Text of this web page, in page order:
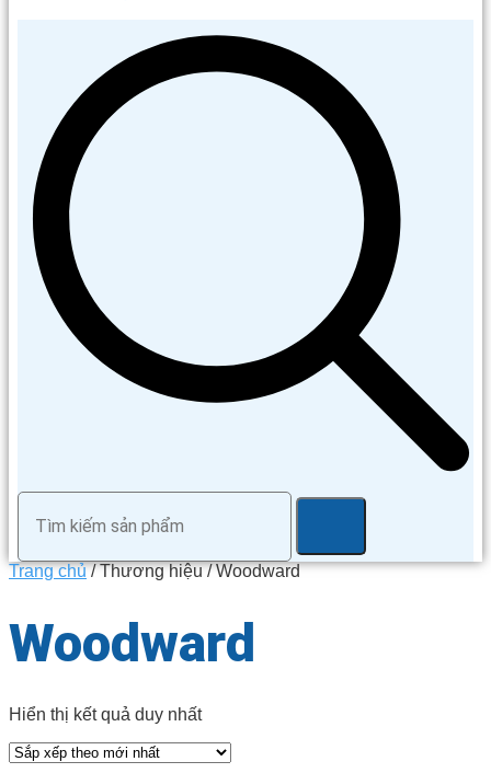
Trang chủ/ Thương hiệu / Woodward
Woodward
Hiển thị kết quả duy nhất